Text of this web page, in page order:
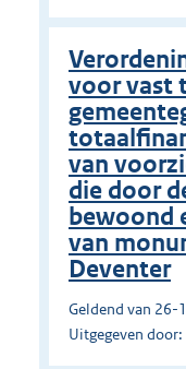
voor vast
van
die door
bewoond
van
Deventer
Geldend van
Uitgegeven